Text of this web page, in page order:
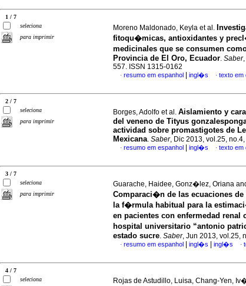
1 / 7
seleciona
para imprimir
Moreno Maldonado, Keyla et al.
fitoqu�micas, antioxidantes y
medicinales que se consumen
Provincia de El Oro, Ecuador. Saber
557. ISSN 1315-0162
· resumo em espanhol ingl�s · texto em
2 / 7
seleciona
para imprimir
Borges, Adolfo et al. Aislamiento y
del veneno de Tityus
actividad sobre promastigotes de
Mexicana. Saber, Dic 2013, vol.25,
· resumo em espanhol ingl�s · texto em
3 / 7
seleciona
para imprimir
Guarache, Haidee, Gonz�lez, Oriana
Comparaci�n de las ecuaciones
la f�rmula habitual para la
en pacientes con enfermedad renal
hospital universitario “antonio
estado sucre. Saber, Jun 2013, vol.25,
· resumo em espanhol ingl�s ingl�s ·
4 / 7
seleciona
Rojas de Astudillo, Luisa, Chang-Yen,